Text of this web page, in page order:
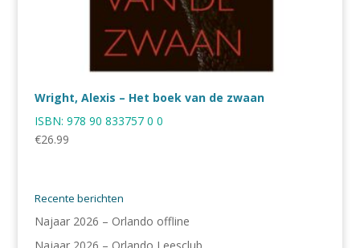
Wright, Alexis – Het boek van de zwaan
ISBN: 978 90 833757 0 0
€26.99
Recente berichten
Najaar 2026 – Orlando offline
Najaar 2026 – Orlando Leesclub